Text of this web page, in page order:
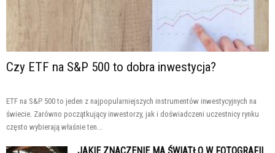
Czy ETF na S&P 500 to dobra inwestycja?
ETF na S&P 500 to jeden z najpopularniejszych instrumentów inwestycyjnych na
świecie. Zarówno początkujący inwestorzy, jak i doświadczeni uczestnicy rynku
często wybierają właśnie ten...
JAKIE ZNACZENIE MA ŚWIATŁO W FOTOGRAFII